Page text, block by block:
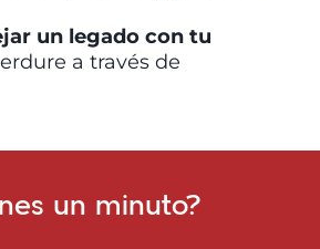
un legado con tu
a través de
un minuto?